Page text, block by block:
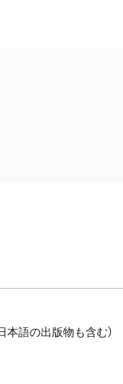
語の出版物も含む）